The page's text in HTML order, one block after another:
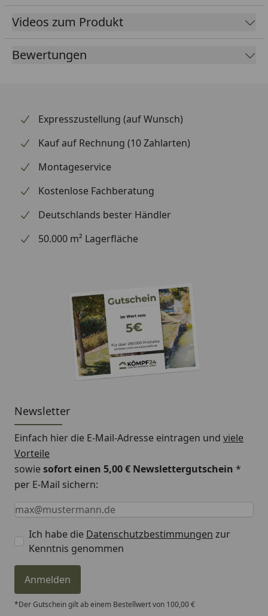
Material
Kunststoff
Kunststoffhalter
Montagematerial
Ausführliche
optional erhältlich
"Zubehör")
jeweils für Anschluss einer
Regentonne
Schrauben für die Befestigung der Rinnenhalter sind
nicht im Lieferumfang enthalten.
Montageanleitung Wulstrinne Typ 300
(Rinnenbreite 125 mm)
Videos zum Produkt
Bewertungen
Expresszustellung (auf Wunsch)
Kauf auf Rechnung (10 Zahlarten)
Montageservice
Kostenlose Fachberatung
Deutschlands bester Händler
50.000 m² Lagerfläche
Newsletter
Einfach hier die E-Mail-Adresse eintragen und viele
Vorteile
sowiesofort einen 5,00 € Newslettergutschein *
per E-Mail sichern:
Keine Eingabe erforderlich
Eingabe erforderlich
E-Mail *
Ich habe die Datenschutzbestimmungen zur
Kenntnis genommen
Anmelden
*Der Gutschein gilt ab einem Bestellwert von 100,00 €